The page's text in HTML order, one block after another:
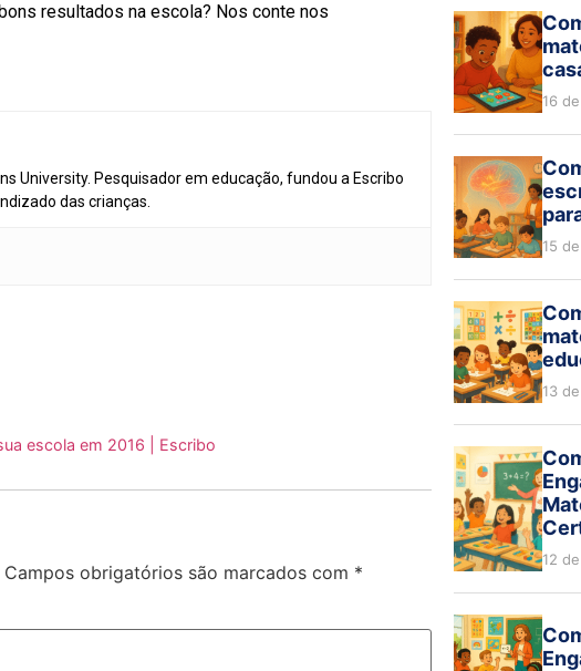
resultados na escola? Nos conte nos
University. Pesquisador em educação, fundou a Escribo
das crianças.
escola em 2016 | Escribo
Campos obrigatórios são marcados com *
16
15
13
12